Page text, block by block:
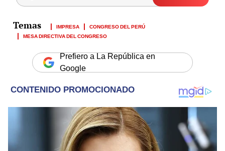
IMPRESA
CONGRESO DEL PERÚ
MESA DIRECTIVA DEL CONGRESO
Prefiero a La República en
Google